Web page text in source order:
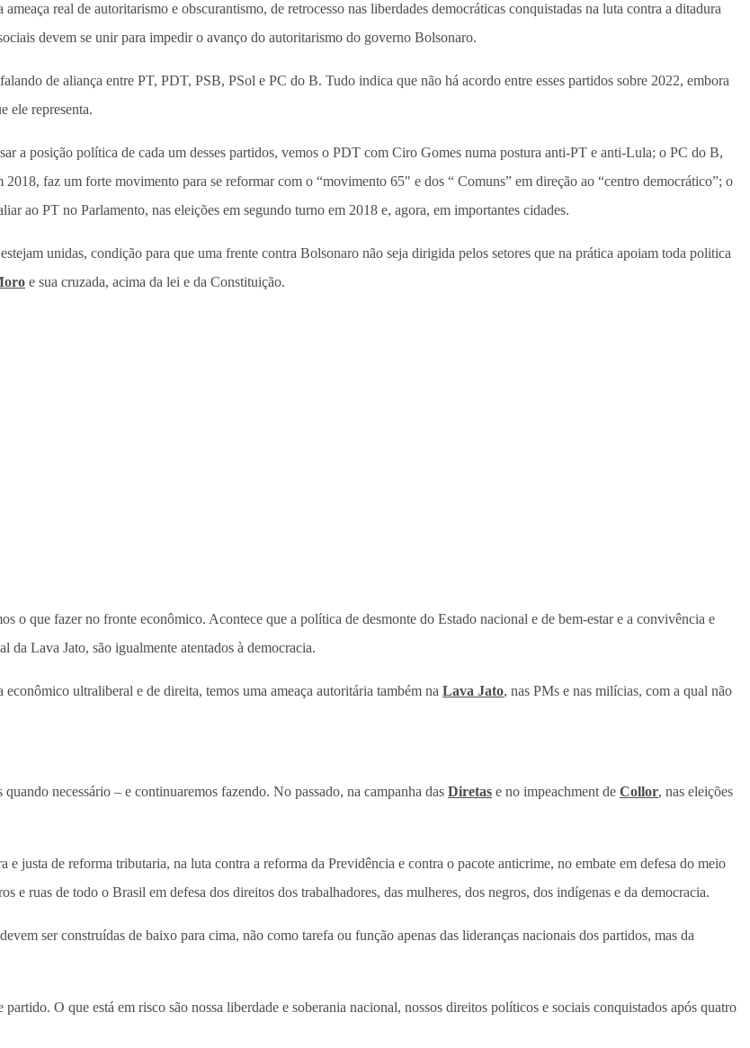
real de autoritarismo e obscurantismo, de retrocesso nas liberdades democráticas conquistadas na luta contra a ditadura
devem se unir para impedir o avanço do autoritarismo do governo Bolsonaro.
de aliança entre PT, PDT, PSB, PSol e PC do B. Tudo indica que não há acordo entre esses partidos sobre 2022, embora
ele representa.
a posição política de cada um desses partidos, vemos o PDT com Ciro Gomes numa postura anti-PT e anti-Lula; o PC do B,
faz um forte movimento para se reformar com o “movimento 65″ e dos “ Comuns” em direção ao “centro democrático”; o
ao PT no Parlamento, nas eleições em segundo turno em 2018 e, agora, em importantes cidades.
unidas, condição para que uma frente contra Bolsonaro não seja dirigida pelos setores que na prática apoiam toda politica
e sua cruzada, acima da lei e da Constituição.
o que fazer no fronte econômico. Acontece que a política de desmonte do Estado nacional e de bem-estar e a convivência e
Lava Jato, são igualmente atentados à democracia.
ultraliberal e de direita, temos uma ameaça autoritária também na Lava Jato, nas PMs e nas milícias, com a qual não
necessário – e continuaremos fazendo. No passado, na campanha das Diretas e no impeachment de Collor, nas eleições
justa de reforma tributaria, na luta contra a reforma da Previdência e contra o pacote anticrime, no embate em defesa do meio
e ruas de todo o Brasil em defesa dos direitos dos trabalhadores, das mulheres, dos negros, dos indígenas e da democracia.
ser construídas de baixo para cima, não como tarefa ou função apenas das lideranças nacionais dos partidos, mas da
O que está em risco são nossa liberdade e soberania nacional, nossos direitos políticos e sociais conquistados após quatro